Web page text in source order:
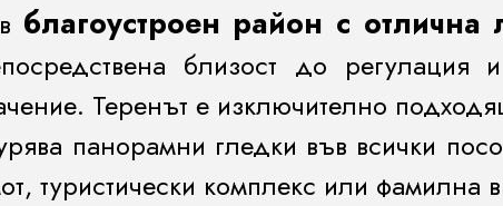
благоустроен район с отлична
близост до регулация
Теренът е изключително
панорамни гледки във всички
туристически комплекс или фамилна